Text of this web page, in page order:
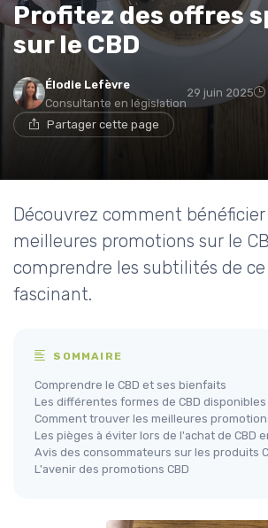
Profitez des offres
sur le CBD
Élodie Lefèvre
Consultante en législation
29 juin 2025
Partager cette page
Découvrez comment bénéficier
meilleures promotions sur le
comprendre les subtilités de
fascinant.
SOMMAIRE
Comprendre le CBD et ses bienfaits
Les différentes formes de CBD disponibles
Comment trouver les meilleures
Les pièges à éviter lors de l'achat de CBD
Avis des consommateurs sur les produits
L'avenir des promotions CBD